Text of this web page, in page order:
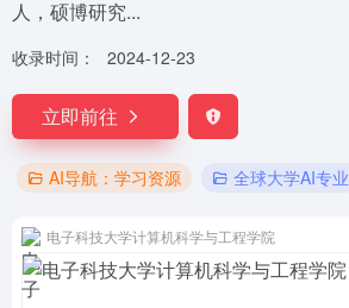
人，硕博研究...
收录时间： 2024-12-23
立即前往
AI导航：学习资源 全球大学AI专业
电子科技大学计算机科学与工程学院